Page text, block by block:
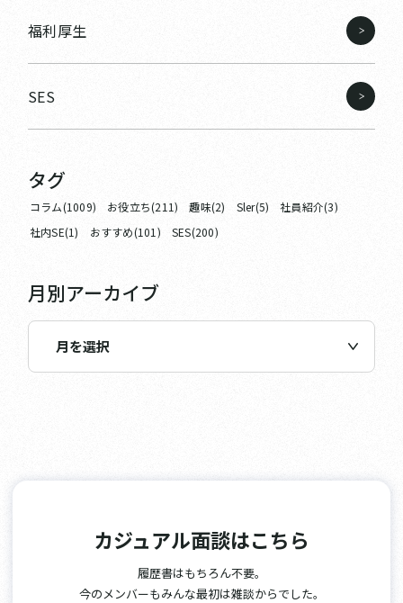
福利厚生
SES
タグ
コラム(1009) お役立ち(211) 趣味(2) Sler(5)
社員紹介(3)
社内SE(1)
おすすめ(101) SES(200)
月別アーカイブ
カジュアル面談はこちら
履歴書はもちろん不要。
今のメンバーもみんな最初は雑談からでした。